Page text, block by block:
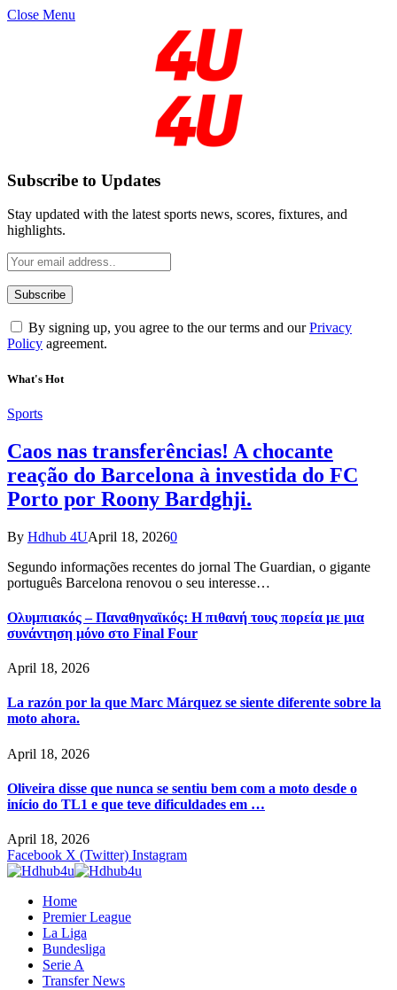
Close Menu
Subscribe to Updates
Stay updated with the latest sports news, scores, fixtures, and
highlights.
By signing up, you agree to the our terms and ourPrivacy
Policy agreement.
What's Hot
Sports
Caos nas transferências! A chocante
reação do Barcelona à investida do FC
Porto por Roony Bardghji.
By Hdhub 4UApril 18, 20260
Segundo informações recentes do jornal The Guardian, o gigante
português Barcelona renovou o seu interesse…
Ολυμπιακός – Παναθηναϊκός: Η πιθανή τους πορεία με μια
συνάντηση μόνο στο Final Four
April 18, 2026
La razón por la que Marc Márquez se siente diferente sobre la
moto ahora.
April 18, 2026
Oliveira disse que nunca se sentiu bem com a moto desde o
início do TL1 e que teve dificuldades em …
April 18, 2026
Facebook X (Twitter) Instagram
Home
Premier League
La Liga
Bundesliga
Serie A
Transfer News